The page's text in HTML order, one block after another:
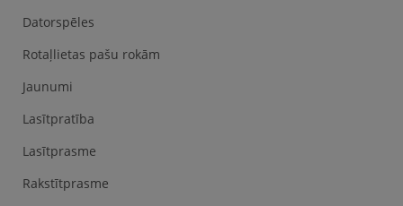
Datorspēles
Rotaļlietas pašu rokām
Jaunumi
Lasītpratība
Lasītprasme
Rakstītprasme